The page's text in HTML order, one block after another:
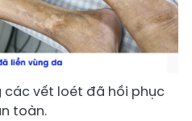
các vết loét đã hồi phục
toàn.